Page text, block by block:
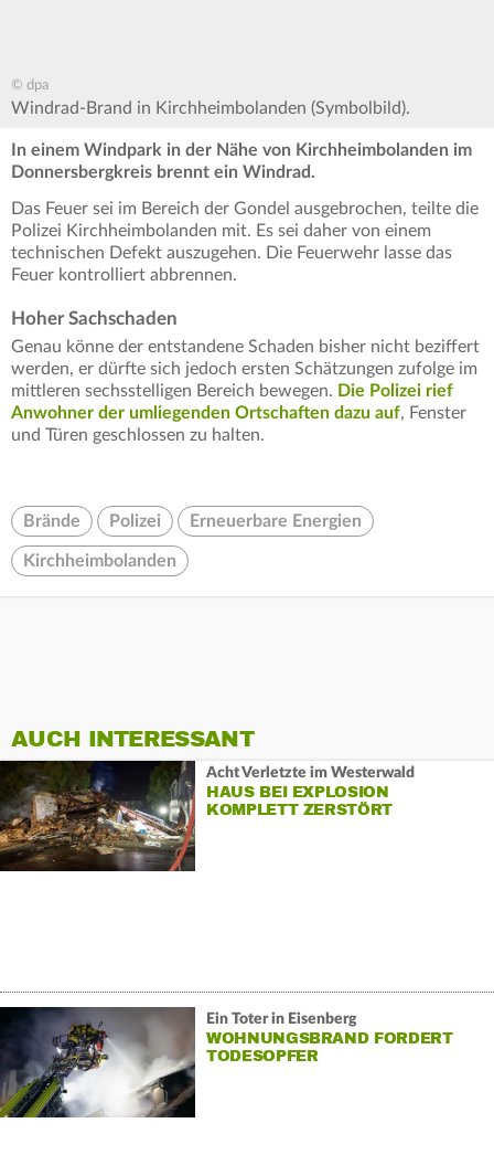
© dpa
Windrad-Brand in Kirchheimbolanden (Symbolbild).
In einem Windpark in der Nähe von Kirchheimbolanden im
Donnersbergkreis brennt ein Windrad.
Das Feuer sei im Bereich der Gondel ausgebrochen, teilte die
Polizei Kirchheimbolanden mit. Es sei daher von einem
technischen Defekt auszugehen. Die Feuerwehr lasse das
Feuer kontrolliert abbrennen.
Hoher Sachschaden
Genau könne der entstandene Schaden bisher nicht beziffert
werden, er dürfte sich jedoch ersten Schätzungen zufolge im
mittleren sechsstelligen Bereich bewegen. Die Polizei rief
Anwohner der umliegenden Ortschaften dazu auf, Fenster
und Türen geschlossen zu halten.
Brände Polizei Erneuerbare Energien
Kirchheimbolanden
AUCH INTERESSANT
Acht Verletzte im Westerwald
HAUS BEI EXPLOSION
KOMPLETT ZERSTÖRT
Ein Toter in Eisenberg
WOHNUNGSBRAND FORDERT
TODESOPFER